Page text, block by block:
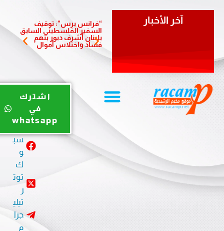
آخر الأخبار
“فرانس برس”: توقيف
السفير الفلسطيني السابق
بلبنان أشرف دبور بتهم
فساد واختلاس أموال
تزور
وتؤكد
يو
ب
سب
و
توت
ر
تيلي
جرا
اشترك
في
whatsapp